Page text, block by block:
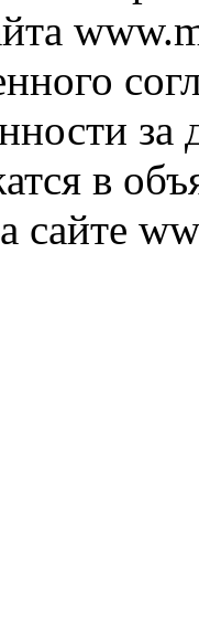
в
сайте